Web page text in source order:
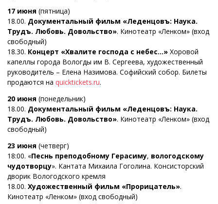
17 июня (пятница)
18.00. Документальный фильм «Леденцовъ: Наука.
Трудъ. Любовь. Довольство». Кинотеатр «Ленком» (вход
свободный)
18.30. Концерт «Хвалите господа с небес…» Хоровой
капеллы города Вологды им В. Сергеева, художественный
руководитель – Елена Назимова. Софийский собор. Билеты
продаются на quicktickets.ru.
20 июня (понедельник)
18.00. Документальный фильм «Леденцовъ: Наука.
Трудъ. Любовь. Довольство». Кинотеатр «Ленком» (вход
свободный)
23 июня (четверг)
18:00. «Песнь преподобному Герасиму, вологодскому
чудотворцу». Кантата Михаила Гоголина. Консисторский
дворик Вологодского кремля
18.00. Художественный фильм «Прорицатель».
Кинотеатр «Ленком» (вход свободный)